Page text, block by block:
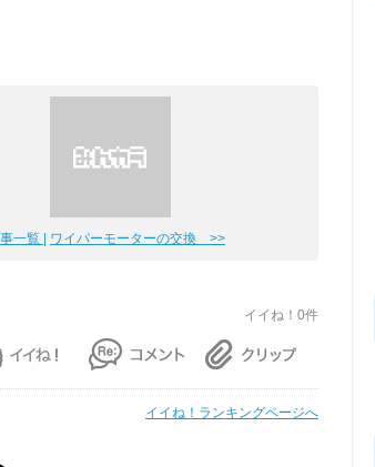
事一覧 | ワイパーモーターの交換 >>
イイね！0件
イイね！ランキングページへ